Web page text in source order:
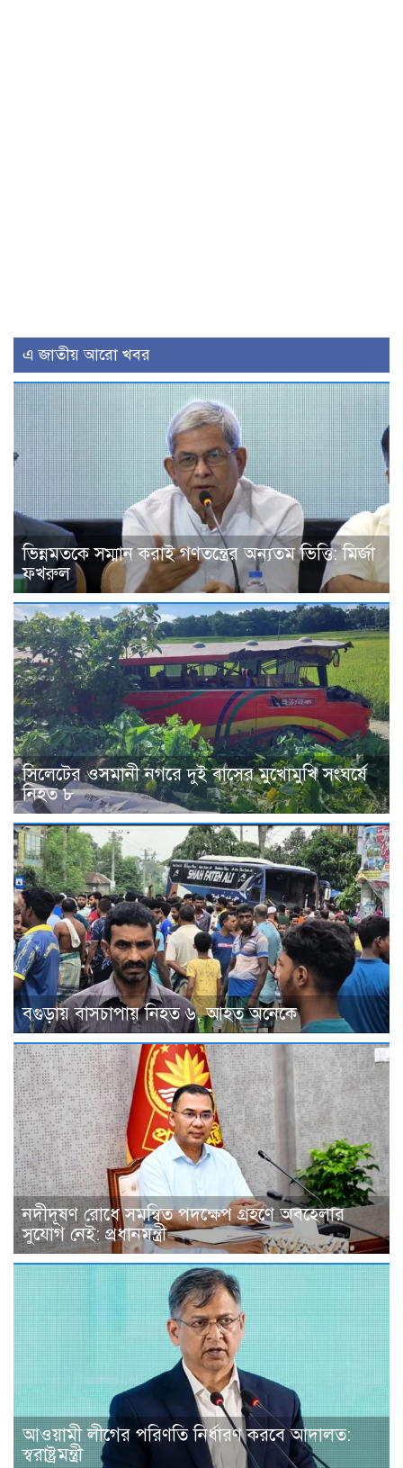
এ জাতীয় আরো খবর
ভিন্নমতকে সম্মান করাই গণতন্ত্রের অন্যতম ভিত্তি: মির্জা
ফখরুল
সিলেটের ওসমানী নগরে দুই বাসের মুখোমুখি সংঘর্ষে
নিহত ৮
বগুড়ায় বাসচাপায় নিহত ৬, আহত অনেকে
নদীদূষণ রোধে সমন্বিত পদক্ষেপ গ্রহণে অবহেলার
সুযোগ নেই: প্রধানমন্ত্রী
আওয়ামী লীগের পরিণতি নির্ধারণ করবে আদালত:
স্বরাষ্ট্রমন্ত্রী